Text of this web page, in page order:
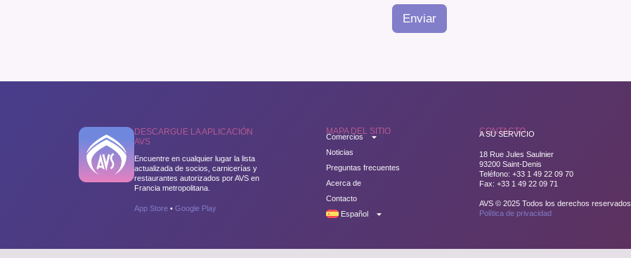
Enviar
DESCARGUE LA APLICACIÓN
AVS
Encuentre en cualquier lugar la lista
actualizada de socios, carnicerías y
restaurantes autorizados por AVS en
Francia metropolitana.
App Store• Google Play
MAPA DEL SITIO
Comercios
Noticias
Preguntas frecuentes
Acerca de
Contacto
Español
CONTACTO
A SU SERVICIO
18 Rue Jules Saulnier
93200 Saint-Denis
Teléfono: +33 1 49 22 09 70
Fax: +33 1 49 22 09 71
AVS © 2025 Todos los derechos reservados
Política de privacidad